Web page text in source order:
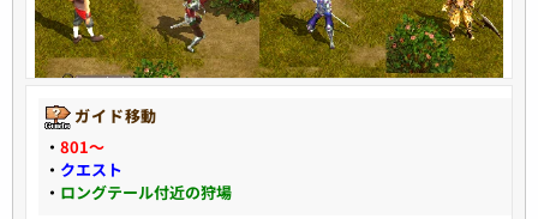
ガイド移動
・ 801〜
・ クエスト
・ ロングテール付近の狩場